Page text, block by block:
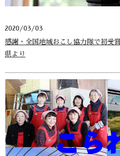
2020/03/03
感謝・全国地域おこし協力隊で初受
県より